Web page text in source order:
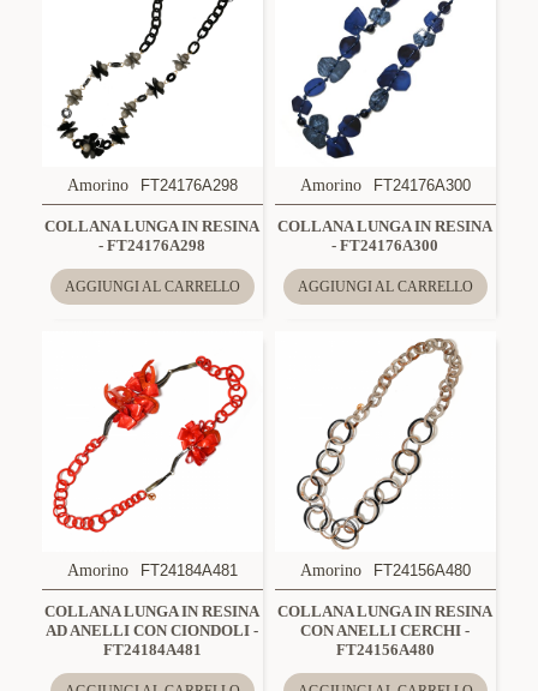
Amorino FT24176A298
COLLANA LUNGA IN RESINA
- FT24176A298
AGGIUNGI AL CARRELLO
Amorino FT24176A300
COLLANA LUNGA IN RESINA
- FT24176A300
AGGIUNGI AL CARRELLO
Amorino FT24184A481
COLLANA LUNGA IN RESINA
AD ANELLI CON CIONDOLI -
FT24184A481
Amorino FT24156A480
COLLANA LUNGA IN RESINA
CON ANELLI CERCHI -
FT24156A480